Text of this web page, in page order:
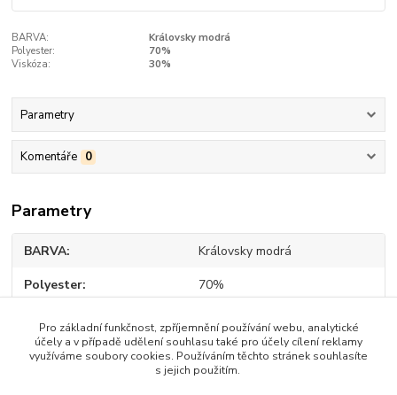
BARVA:
Královsky modrá
Polyester:
70%
Viskóza:
30%
Parametry
Komentáře 0
Parametry
BARVA Královsky modrá
Polyester 70%
Pro základní funkčnost, zpříjemnění používání webu, analytické
účely a v případě udělení souhlasu také pro účely cílení reklamy
využíváme soubory cookies. Používáním těchto stránek souhlasíte
s jejich použitím.